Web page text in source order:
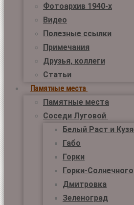
Фотоархив 1940-х
Видео
Полезные ссылки
Примечания
Друзья, коллеги
Статьи
Памятные места
Памятные места
Соседи Луговой
Белый Раст и
Габо
Горки
Горки-
Дмитровка
Зеленоград